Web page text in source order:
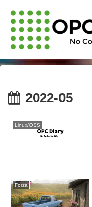
2022-05
Linux/OSS
Forza